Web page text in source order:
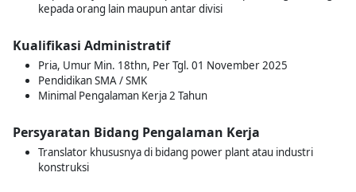
kepada orang lain maupun antar divisi
Kualifikasi Administratif
Pria, Umur Min. 18thn, Per Tgl. 01 November 2025
Pendidikan SMA / SMK
Minimal Pengalaman Kerja 2 Tahun
Persyaratan Bidang Pengalaman Kerja
Translator khususnya di bidang power plant atau industri
konstruksi